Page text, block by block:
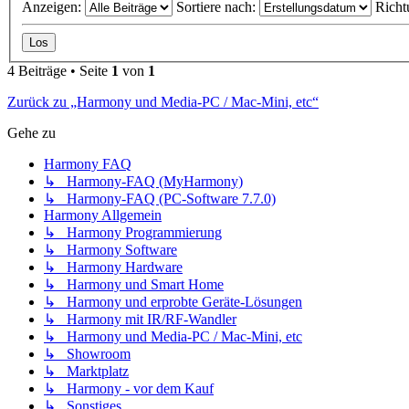
Anzeigen: Sortiere nach:
4 Beiträge • Seite 1 von 1
Zurück zu „Harmony und Media-PC / Mac-Mini, etc“
Gehe zu
Harmony FAQ
↳ Harmony-FAQ (MyHarmony)
↳ Harmony-FAQ (PC-Software 7.7.0)
Harmony Allgemein
↳ Harmony Programmierung
↳ Harmony Software
↳ Harmony Hardware
↳ Harmony und Smart Home
↳ Harmony und erprobte Geräte-Lösungen
↳ Harmony mit IR/RF-Wandler
↳ Harmony und Media-PC / Mac-Mini, etc
↳ Showroom
↳ Marktplatz
↳ Harmony - vor dem Kauf